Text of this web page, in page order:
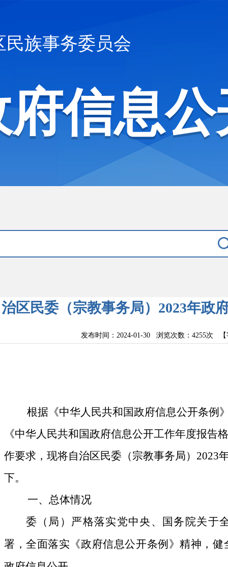
族事务委员会
府信息公
区民委（宗教事务局）2023年政
发布时间：2024-01-30 浏览次数： 4255次 【
根据《中华人民共和国政府信息公开条例
《中华人民共和国政府信息公开工作年度报告
作要求，现将自治区民委（宗教事务局） 2023
下。
一、总体情况
委（局）严格落实党中央、国务院关于
署，全面落实《政府信息公开条例》精神，健